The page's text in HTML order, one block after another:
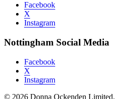
Facebook
X
Instagram
Nottingham Social Media
Facebook
X
Instagram
© 2026 Donna Ockenden Limited.